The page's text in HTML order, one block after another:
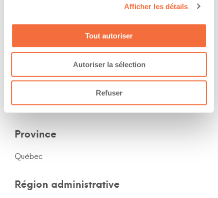
Afficher les détails
Tout autoriser
Autoriser la sélection
Refuser
Expérience
Nombre d'années d'expériences 15 ans
Le chauffeur a de l'expérience en montagne
Secteur d'activité
Province
Québec
Région administrative